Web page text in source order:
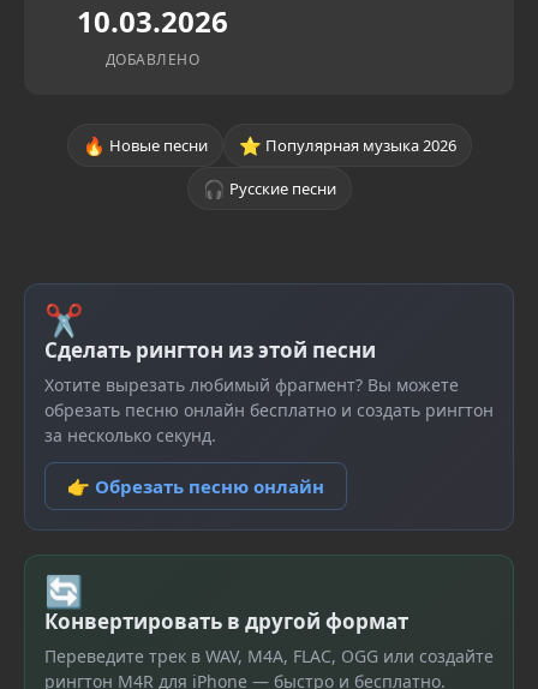
10.03.2026
ДОБАВЛЕНО
🔥 Новые песни ⭐ Популярная музыка 2026
🎧 Русские песни
✂
Сделать рингтон из этой песни
Хотите вырезать любимый фрагмент? Вы можете
обрезать песню онлайн бесплатно и создать рингтон
за несколько секунд.
👉 Обрезать песню онлайн
🔄
Конвертировать в другой формат
Переведите трек в WAV, M4A, FLAC, OGG или создайте
рингтон M4R для iPhone — быстро и бесплатно.